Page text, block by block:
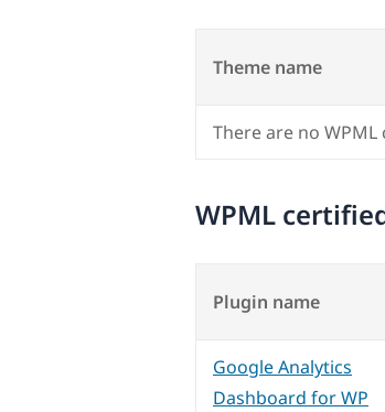
Theme name
There are no
WPML
Plugin name
Google Analytics
Dashboard for WP